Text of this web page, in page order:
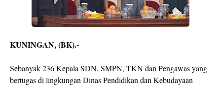
KUNINGAN, (BK).-
Sebanyak 236 Kepala SDN, SMPN, TKN dan Pengawas yang
bertugas di lingkungan Dinas Pendidikan dan Kebudayaan